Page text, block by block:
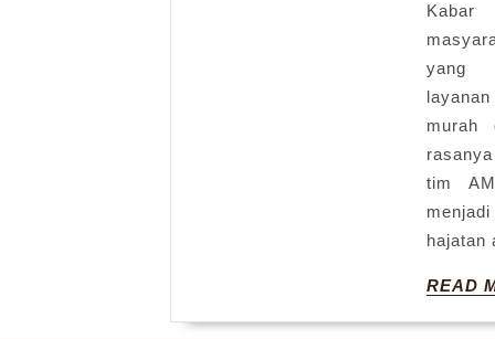
Kabar
yang
murah
tim
hajatan
READ